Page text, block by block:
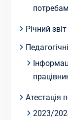
Річний
Атестація
2023/